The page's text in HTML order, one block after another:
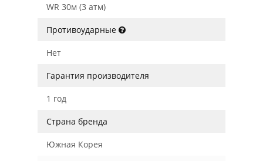
WR 30м (3 атм)
Противоударные
Нет
Гарантия производителя
1 год
Страна бренда
Южная Корея